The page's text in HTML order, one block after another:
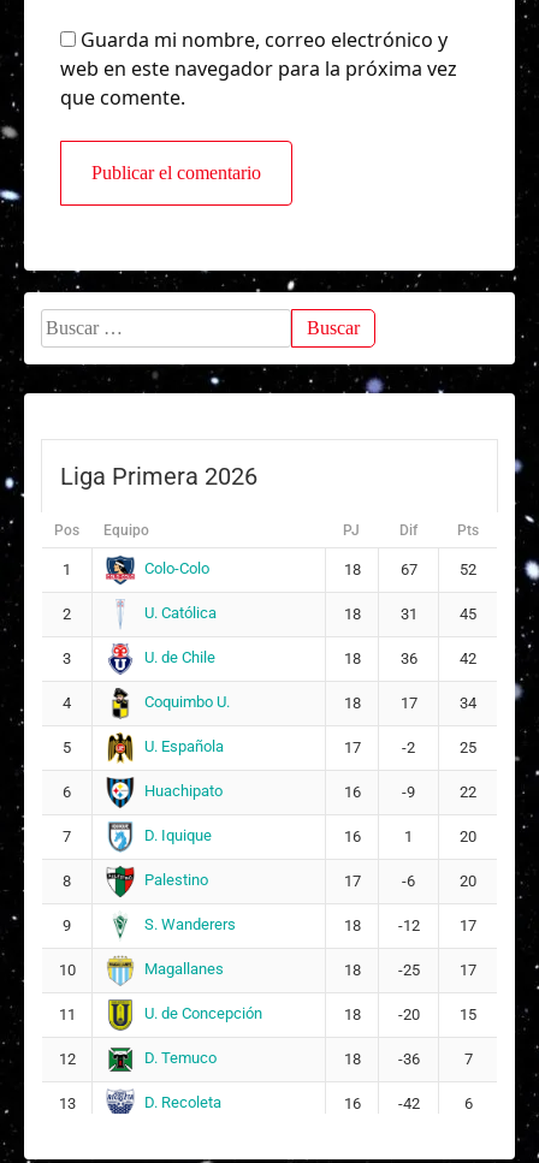
Guarda mi nombre, correo electrónico y
web en este navegador para la próxima vez
que comente.
Buscar:
Liga Primera 2026
Pos Equipo PJ Dif Pts
1 Colo-Colo 18 67 52
2 U. Católica 18 31 45
3 U. de Chile 18 36 42
4 Coquimbo U. 18 17 34
5 U. Española 17 -2 25
6 Huachipato 16 -9 22
7 D. Iquique 16 1 20
8 Palestino 17 -6 20
9 S. Wanderers 18 -12 17
10 Magallanes 18 -25 17
11 U. de Concepción 18 -20 15
12 D. Temuco 18 -36 7
13 D. Recoleta 16 -42 6